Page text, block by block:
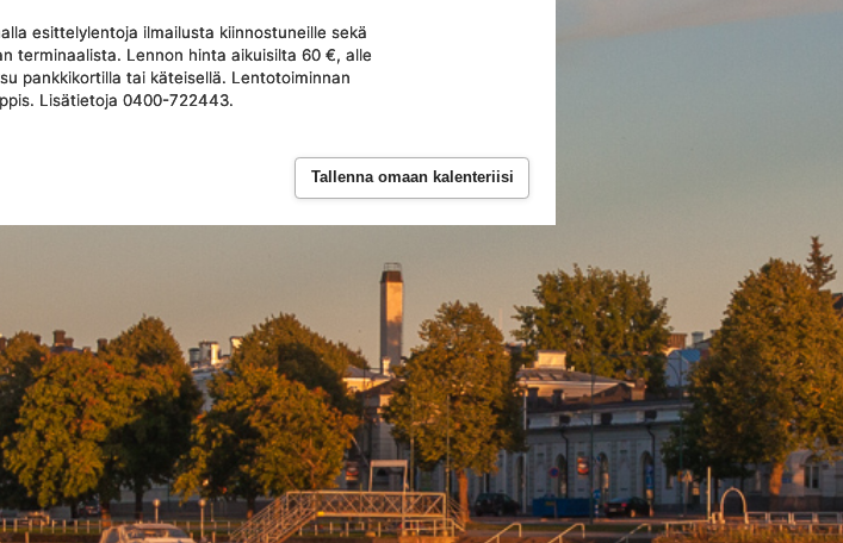
esittelylentoja ilmailusta kiinnostuneille sekä
terminaalista. Lennon hinta aikuisilta 60 €, alle
pankkikortilla tai käteisellä. Lentotoiminnan
Lisätietoja 0400-722443.
Tallenna omaan kalenteriisi